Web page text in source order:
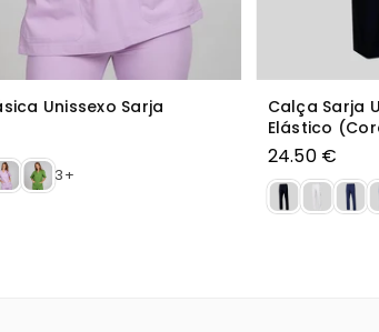
Avental
normal
13.30 €
de senhora Lagoa